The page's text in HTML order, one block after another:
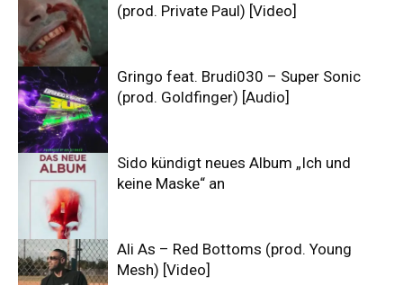
(prod. Private Paul) [Video]
Gringo feat. Brudi030 – Super Sonic
(prod. Goldfinger) [Audio]
Sido kündigt neues Album „Ich und
keine Maske“ an
Ali As – Red Bottoms (prod. Young
Mesh) [Video]